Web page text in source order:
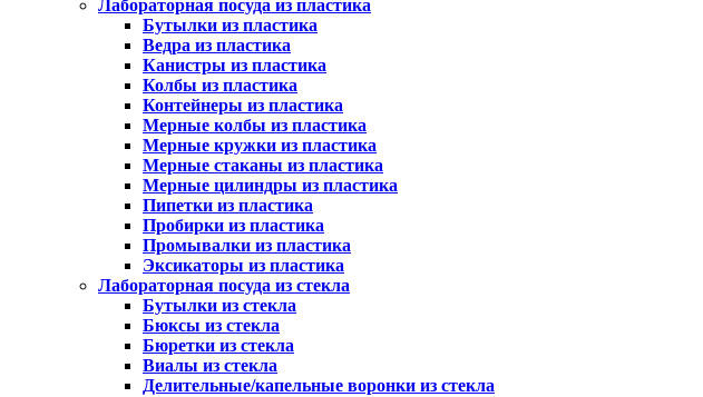
Лабораторная посуда из пластика
Бутылки из пластика
Ведра из пластика
Канистры из пластика
Колбы из пластика
Контейнеры из пластика
Мерные колбы из пластика
Мерные кружки из пластика
Мерные стаканы из пластика
Мерные цилиндры из пластика
Пипетки из пластика
Пробирки из пластика
Промывалки из пластика
Эксикаторы из пластика
Лабораторная посуда из стекла
Бутылки из стекла
Бюксы из стекла
Бюретки из стекла
Виалы из стекла
Делительные/капельные воронки из стекла